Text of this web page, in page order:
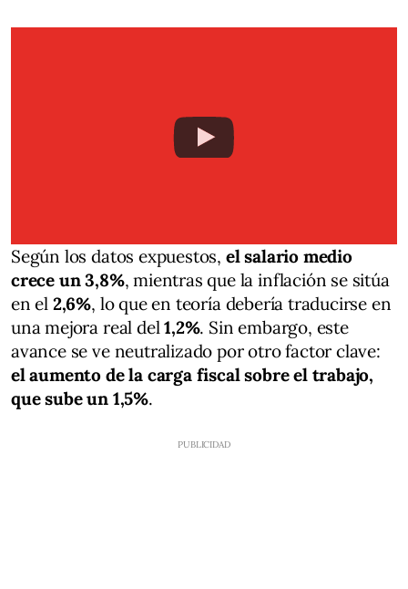
Según los datos expuestos, el salario medio
crece un 3,8%, mientras que la inflación se sitúa
en el 2,6%, lo que en teoría debería traducirse en
una mejora real del1,2%. Sin embargo, este
avance se ve neutralizado por otro factor clave:
el aumento de la carga fiscal sobre el trabajo,
que sube un 1,5%.